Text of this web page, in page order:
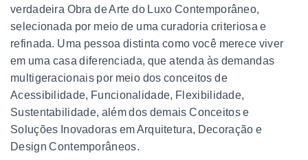
verdadeira Obra de Arte do Luxo Contemporâneo,
selecionada por meio de uma curadoria criteriosa e
refinada. Uma pessoa distinta como você merece viver
em uma casa diferenciada, que atenda às demandas
multigeracionais por meio dos conceitos de
Acessibilidade, Funcionalidade, Flexibilidade,
Sustentabilidade, além dos demais Conceitos e
Soluções Inovadoras em Arquitetura, Decoração e
Design Contemporâneos.